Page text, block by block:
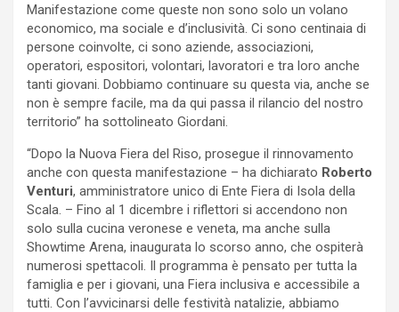
Manifestazione come queste non sono solo un volano
economico, ma sociale e d’inclusività. Ci sono centinaia di
persone coinvolte, ci sono aziende, associazioni,
operatori, espositori, volontari, lavoratori e tra loro anche
tanti giovani. Dobbiamo continuare su questa via, anche se
non è sempre facile, ma da qui passa il rilancio del nostro
territorio” ha sottolineato Giordani.
“Dopo la Nuova Fiera del Riso, prosegue il rinnovamento
anche con questa manifestazione – ha dichiarato Roberto
Venturi, amministratore unico di Ente Fiera di Isola della
Scala. – Fino al 1 dicembre i riflettori si accendono non
solo sulla cucina veronese e veneta, ma anche sulla
Showtime Arena, inaugurata lo scorso anno, che ospiterà
numerosi spettacoli. Il programma è pensato per tutta la
famiglia e per i giovani, una Fiera inclusiva e accessibile a
tutti. Con l’avvicinarsi delle festività natalizie, abbiamo